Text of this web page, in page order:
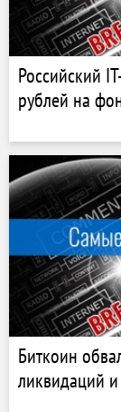
Российский
рублей на
Биткоин
ликвидаций